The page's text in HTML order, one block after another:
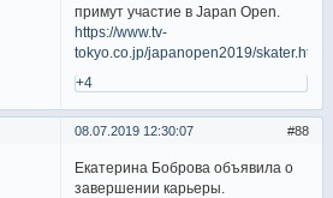
примут участие в Japan Open.
https://www.tv-
tokyo.co.jp/japanopen2019/skater.html
+4
88
08.07.2019 12:30:07
Екатерина Боброва объявила о
завершении карьеры.